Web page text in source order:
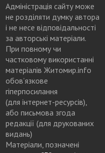
Адміністрація сайту може
не розділяти думку автора
і не несе відповідальності
за авторські матеріали.
При повному чи
частковому використанні
матеріалів Житомир.info
обов’язкове
гіперпосилання
(для інтернет-ресурсів),
або письмова згода
редакції (для друкованих
видань)
Матеріали, позначені